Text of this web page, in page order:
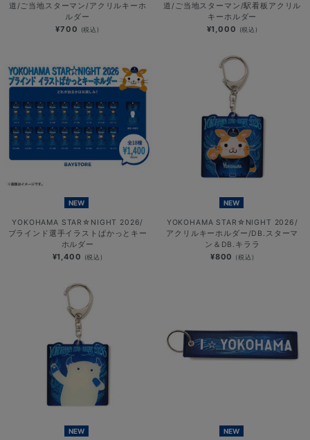
道/ご当地スターマン/アクリルキーホ
ルダー
¥700 (税込)
道/ご当地スターマン/駅看板アクリル
キーホルダー
¥1,000 (税込)
NEW
YOKOHAMA STAR☆NIGHT 2026/
ブラインド選手イラストぱかっとキー
ホルダー
¥1,400 (税込)
NEW
YOKOHAMA STAR☆NIGHT 2026/
アクリルキーホルダー/DB.スターマ
ン＆DB.キララ
¥800 (税込)
NEW NEW